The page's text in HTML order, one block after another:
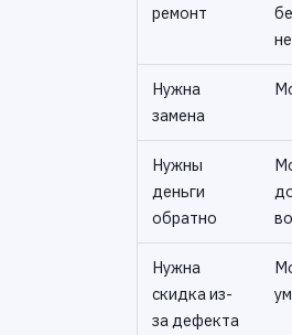
ремонт
Нужна
замена
Нужны
деньги
обратно
Нужна
скидка из-
за дефекта